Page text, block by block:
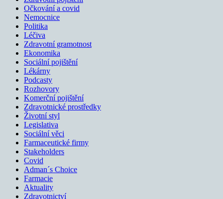
Očkování a covid
Nemocnice
Politika
Léčiva
Zdravotní gramotnost
Ekonomika
Sociální pojištění
Lékárny
Podcasty
Rozhovory
Komerční pojištění
Zdravotnické prostředky
Životní styl
Legislativa
Sociální věci
Farmaceutické firmy
Stakeholders
Covid
Adman´s Choice
Farmacie
Aktuality
Zdravotnictví